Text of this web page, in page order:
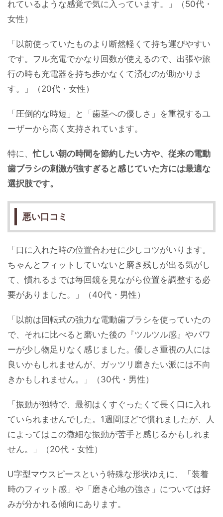
れているような感覚で気に入っています。」（50代・
女性）
「以前使っていたものより断然軽くて持ち運びやすい
です。フル充電でかなり回数が使えるので、出張や旅
行の時も充電器を持ち歩かなくて済むのが助かりま
す。」（20代・女性）
「圧倒的な時短」と「歯茎への優しさ」を重視するユ
ーザーから高く支持されています。
特に、忙しい朝の時間を節約したい方や、従来の電動
歯ブラシの刺激が強すぎると感じていた方には最適な
選択肢です。
悪い口コミ
「口に入れた時の位置合わせに少しコツがいります。
ちゃんとフィットしていないと磨き残しが出る気がし
て、慣れるまでは毎回鏡を見ながら位置を調整する必
要がありました。」（40代・男性）
「以前は回転式の強力な電動歯ブラシを使っていたの
で、それに比べると磨いた後の『ツルツル感』やパワ
ーが少し物足りなく感じました。優しさ重視の人には
良いかもしれませんが、ガッツリ磨きたい派には不向
きかもしれません。」（30代・男性）
「振動が独特で、最初はくすぐったくて長く口に入れ
ていられませんでした。1週間ほどで慣れましたが、人
によってはこの微細な振動が苦手と感じるかもしれま
せん。」（20代・女性）
U字型マウスピースという特殊な形状ゆえに、「装着
時のフィット感」や「磨き心地の強さ」については好
みが分かれる傾向にあります。